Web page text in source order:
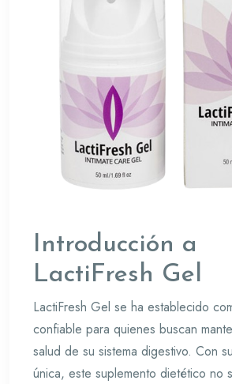
Introducción a
LactiFresh Gel
LactiFresh Gel se ha establecido
confiable para quienes buscan
salud de su sistema digestivo. Con
única, este suplemento dietético no